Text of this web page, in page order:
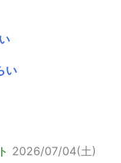
い
2026/07/04(土)